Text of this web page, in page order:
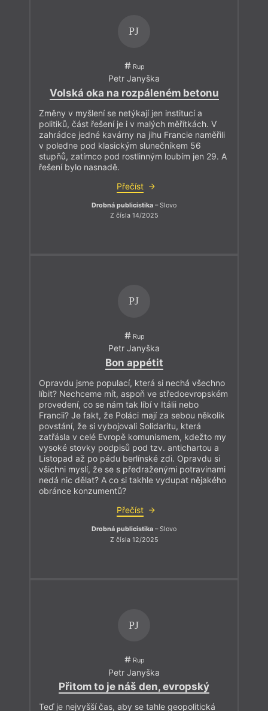
PJ
Rup
Petr Janyška
Volská oka na rozpáleném betonu
Změny v myšlení se netýkají jen institucí a
politiků, část řešení je i v malých měřítkách. V
zahrádce jedné kavárny na jihu Francie naměřili
v poledne pod klasickým slunečníkem 56
stupňů, zatímco pod rostlinným loubím jen 29. A
řešení bylo nasnadě.
Přečíst
Drobná publicistika – Slovo
Z čísla 14/2025
PJ
Rup
Petr Janyška
Bon appétit
Opravdu jsme populací, která si nechá všechno
líbit? Nechceme mít, aspoň ve středoevropském
provedení, co se nám tak líbí v Itálii nebo
Francii? Je fakt, že Poláci mají za sebou několik
povstání, že si vybojovali Solidaritu, která
zatřásla v celé Evropě komunismem, kdežto my
vysoké stovky podpisů pod tzv. antichartou a
Listopad až po pádu berlínské zdi. Opravdu si
všichni myslí, že se s předraženými potravinami
nedá nic dělat? A co si takhle vydupat nějakého
obránce konzumentů?
Přečíst
Drobná publicistika – Slovo
Z čísla 12/2025
PJ
Rup
Petr Janyška
Přitom to je náš den, evropský
Teď je nejvyšší čas, aby se tahle geopolitická